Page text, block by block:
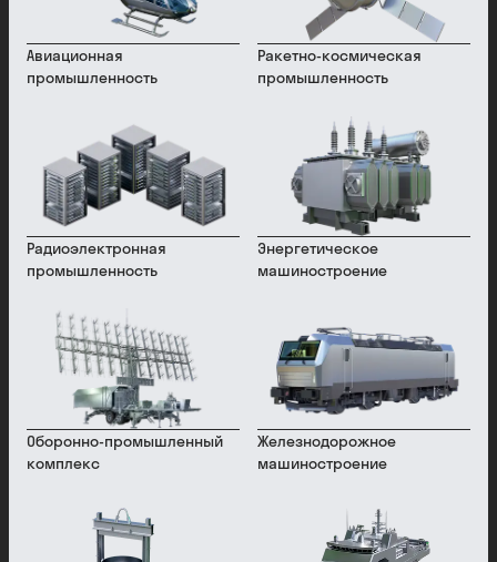
Авиационная
промышленность
Ракетно-космическая
промышленность
Радиоэлектронная
промышленность
Энергетическое
машиностроение
Оборонно-промышленный
комплекс
Железнодорожное
машиностроение